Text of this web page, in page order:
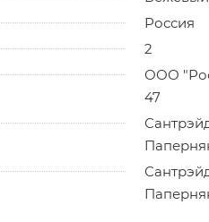
Россия
2
ООО
47